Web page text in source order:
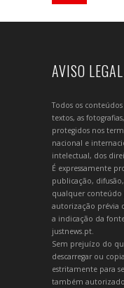
AVISO
Todos os
textos, as
protegidos nos
nacional e
intelectual, dos
É expressamente
publicação,
qualquer conteúdo
autorização prévia
a indicação da
justnews.pt.
Sem prejuízo do
descarregar ou
estritamente para
também